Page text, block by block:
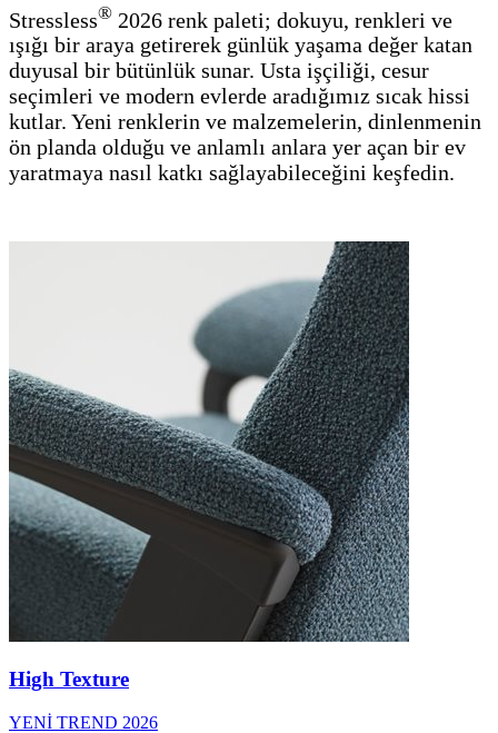
Stressless® 2026 renk paleti; dokuyu, renkleri ve
ışığı bir araya getirerek günlük yaşama değer katan
duyusal bir bütünlük sunar. Usta işçiliği, cesur
seçimleri ve modern evlerde aradığımız sıcak hissi
kutlar. Yeni renklerin ve malzemelerin, dinlenmenin
ön planda olduğu ve anlamlı anlara yer açan bir ev
yaratmaya nasıl katkı sağlayabileceğini keşfedin.
High Texture
YENİ TREND 2026